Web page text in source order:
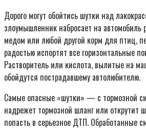
Дорого могут обойтись шутки над
злоумышленник набросает на автомобиль
медом или любой другой корм для птиц,
радостью испортят все горизонтальные
Растворитель или кислота, вылитые на
обойдутся пострадавшему автолюбителю.
Самые опасные «шутки» — с тормозной
надрежет тормозной шланг или открутит
попасть в серьезное ДТП. Обработанные